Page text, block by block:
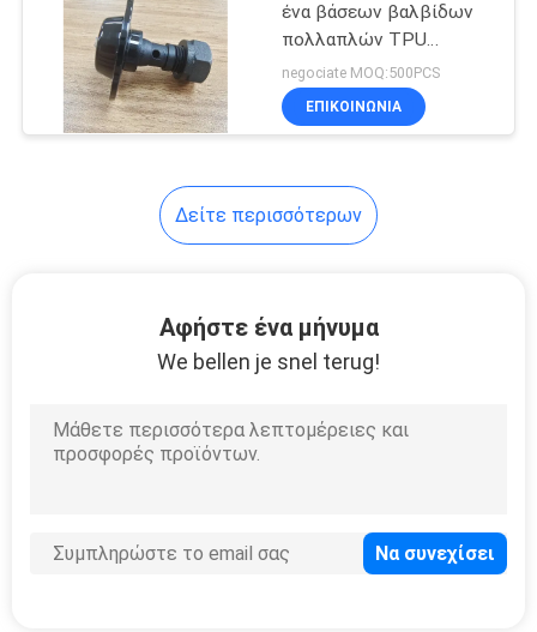
Ναυτιλιακός
εξοπλισμός
προσβολής του
πυρός
θαλάσσιου
Ναυτικό εξοπλισμό
ένα βάσεων βαλβίδων
πολλαπλών TPU
Lifejacket βαλβίδων
τρόπων εξαρτήματα
negociate MOQ:500PCS
ΕΠΙΚΟΙΝΩΝΙΑ
Δείτε περισσότερων
Αφήστε ένα μήνυμα
We bellen je snel terug!